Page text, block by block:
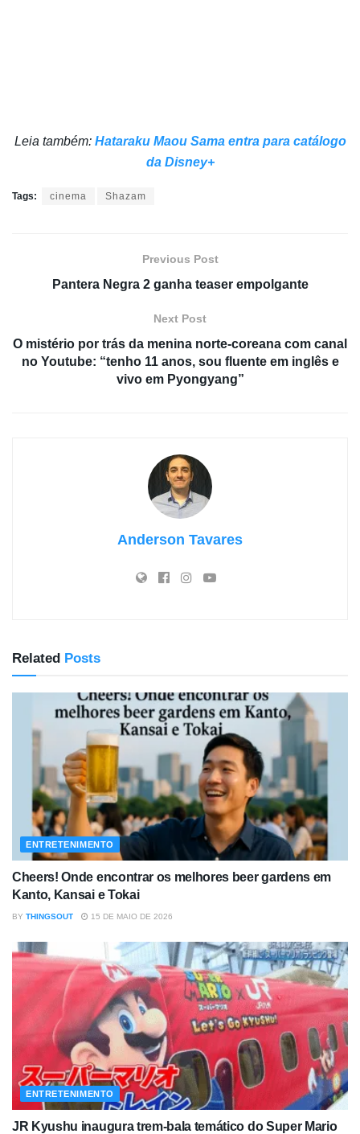
Leia também: Hataraku Maou Sama entra para catálogo
da Disney+
Tags: cinema Shazam
Previous Post
Pantera Negra 2 ganha teaser empolgante
Next Post
O mistério por trás da menina norte-coreana com canal
no Youtube: “tenho 11 anos, sou fluente em inglês e
vivo em Pyongyang”
Anderson Tavares
Related Posts
ENTRETENIMENTO
Cheers! Onde encontrar os melhores beer gardens em
Kanto, Kansai e Tokai
BY THINGSOUT 15 DE MAIO DE 2026
ENTRETENIMENTO
JR Kyushu inaugura trem-bala temático do Super Mario